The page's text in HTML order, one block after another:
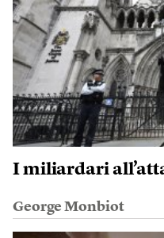
I miliardari
George Monbiot